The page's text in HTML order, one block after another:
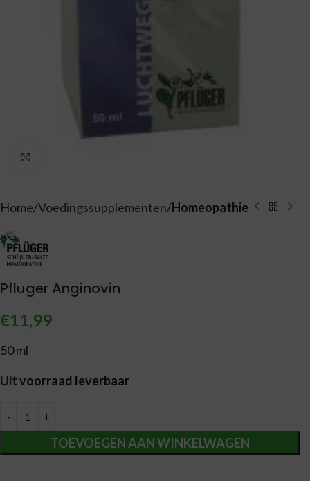
Home Voedingssupplementen Homeopathie
Pfluger Anginovin
€11,99
50 ml
Uit voorraad leverbaar
TOEVOEGEN AAN WINKELWAGEN
Alternative: